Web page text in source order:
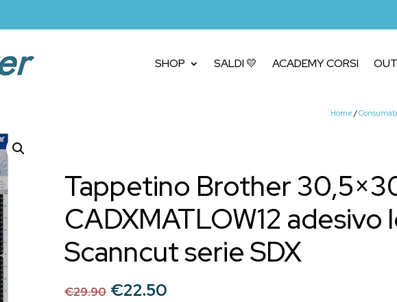
SHOP SALDI 💛 ACADEMY CORSI
Home /
Tappetino Brother
CADXMATLOW12 adesivo
Scanncut serie SDX
€29.90 Il
€22.50Il